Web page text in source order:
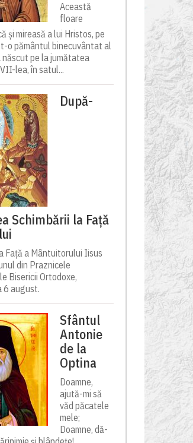
Această
floare
și mireasă a lui Hristos, pe
o pământul binecuvântat al
născut pe la jumătatea
lea, în satul...
După-
Schimbării la Față
Față a Mântuitorului Iisus
din Praznicele
Bisericii Ortodoxe,
6 august.
Sfântul
Antonie
de la
Optina
Doamne,
ajută-mi să
văd păcatele
mele;
Doamne, dă-